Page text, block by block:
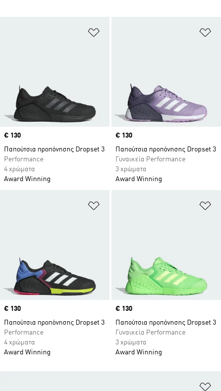
Προσθήκη στη Λίστα Επιθυμιών
Price
€ 130
Παπούτσια προπόνησης Dropset 3
Performance
4 χρώματα
Award Winning
Price
€ 130
Παπούτσια προπόνησης Dropset 3
Γυναικεία Performance
3 χρώματα
Award Winning
Προσθήκη στη Λίστα Επιθυμιών
Price
€ 130
Παπούτσια προπόνησης Dropset 3
Performance
4 χρώματα
Award Winning
Price
€ 130
Παπούτσια προπόνησης Dropset 3
Γυναικεία Performance
3 χρώματα
Award Winning